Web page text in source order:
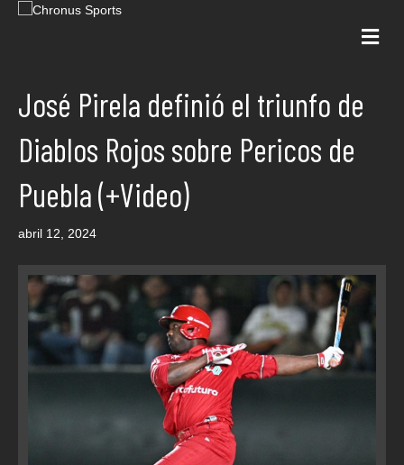
José Pirela definió el triunfo de
Diablos Rojos sobre Pericos de
Puebla (+Video)
abril 12, 2024